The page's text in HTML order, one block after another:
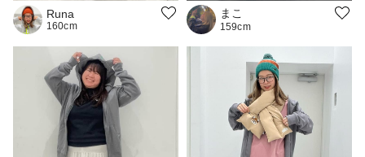
Runa
160cm
まこ
159cm